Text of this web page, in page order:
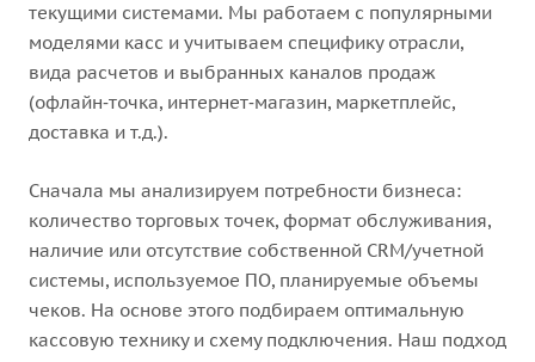
текущими системами. Мы работаем с популярными
моделями касс и учитываем специфику отрасли,
вида расчетов и выбранных каналов продаж
(офлайн‑точка, интернет‑магазин, маркетплейс,
доставка и т.д.).
Сначала мы анализируем потребности бизнеса:
количество торговых точек, формат обслуживания,
наличие или отсутствие собственной CRM/учетной
системы, используемое ПО, планируемые объемы
чеков. На основе этого подбираем оптимальную
кассовую технику и схему подключения. Наш подход